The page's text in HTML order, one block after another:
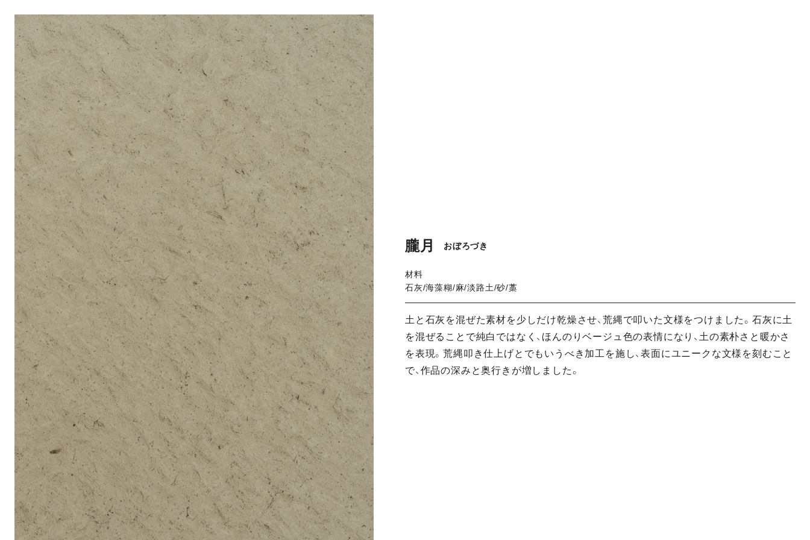
朧月 おぼろづき
材料
石灰/海藻糊/麻/淡路土/砂/藁
土と石灰を混ぜた素材を少しだけ乾燥させ、荒縄で叩いた文様をつけました。石灰に土
を混ぜることで純白ではなく、ほんのりベージュ色の表情になり、土の素朴さと暖かさ
を表現。荒縄叩き仕上げとでもいうべき加工を施し、表面にユニークな文様を刻むこと
で、作品の深みと奥行きが増しました。